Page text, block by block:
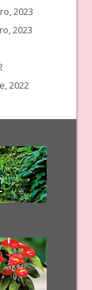
2023
2023
2022